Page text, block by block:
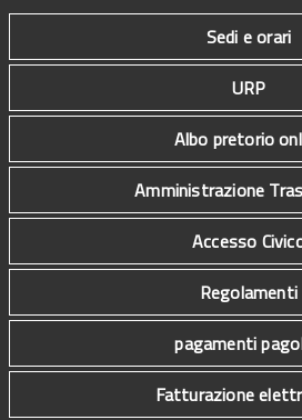
Sedi e orari
URP
Albo pretorio
Amministrazione
Accesso
Regolamenti
pagamenti
Fatturazione